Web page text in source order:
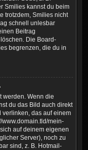
Smilies kannst du beim
trotzdem, Smilies nicht
schnell unlesbar
Beitrag
Die Board-
begrenzen, die du in
werden. Wenn die
du das Bild auch direkt
verlinken, das auf einem
mein-
auf deinem eigenen
Server), noch zu
sind, z. B. Hotmail-